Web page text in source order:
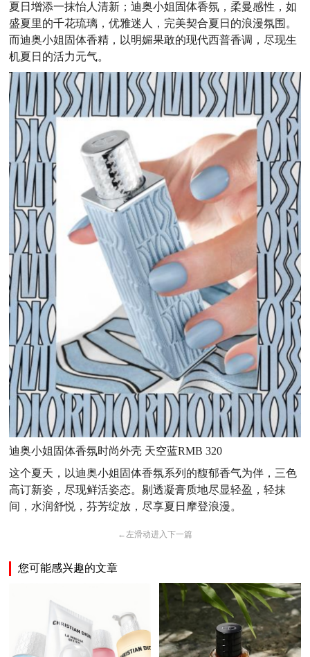
夏日增添一抹怡人清新；迪奥小姐固体香氛，柔曼感性，如
盛夏里的千花琉璃，优雅迷人，完美契合夏日的浪漫氛围。
而迪奥小姐固体香精，以明媚果敢的现代西普香调，尽现生
机夏日的活力元气。
迪奥小姐固体香氛时尚外壳 天空蓝RMB 320
这个夏天，以迪奥小姐固体香氛系列的馥郁香气为伴，三色
高订新姿，尽现鲜活姿态。剔透凝膏质地尽显轻盈，轻抹
间，水润舒悦，芬芳绽放，尽享夏日摩登浪漫。
← 左滑动进入下一篇
您可能感兴趣的文章